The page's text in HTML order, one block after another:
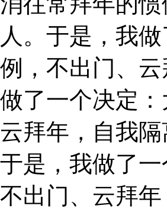
人。于是，我
例，不出门、
做了一个决定
云拜年，自我
于是，我做了
不出门、云拜